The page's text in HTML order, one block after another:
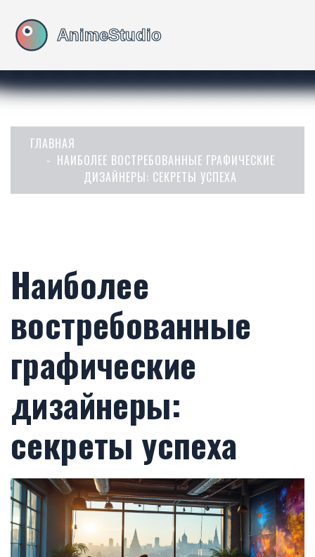
ГЛАВНАЯ
НАИБОЛЕЕ ВОСТРЕБОВАННЫЕ ГРАФИЧЕСКИЕ
ДИЗАЙНЕРЫ: СЕКРЕТЫ УСПЕХА
Наиболее
востребованные
графические
дизайнеры:
секреты успеха